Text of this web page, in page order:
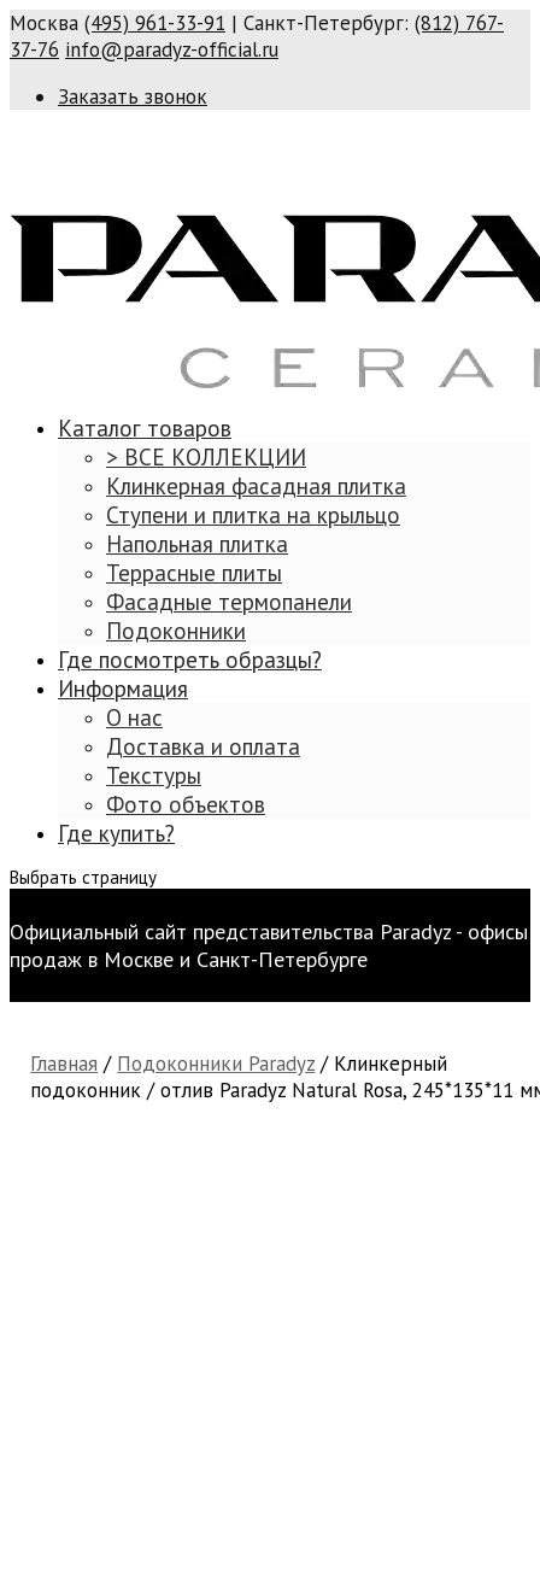
Москва (495) 961-33-91 | Санкт-Петербург: (812) 767-
37-76 info@paradyz-official.ru
Заказать звонок
Каталог товаров
> ВСЕ КОЛЛЕКЦИИ
Клинкерная фасадная плитка
Ступени и плитка на крыльцо
Напольная плитка
Террасные плиты
Фасадные термопанели
Подоконники
Где посмотреть образцы?
Информация
О нас
Доставка и оплата
Текстуры
Фото объектов
Где купить?
Выбрать страницу
Официальный сайт представительства Paradyz - офисы
продаж в Москве и Санкт-Петербурге
Главная / Подоконники Paradyz / Клинкерный
подоконник / отлив Paradyz Natural Rosa, 245*135*11